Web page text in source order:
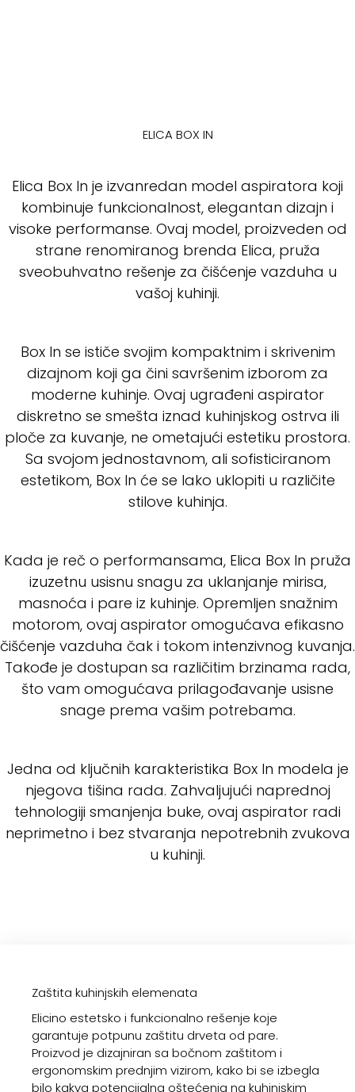
ELICA BOX IN
Elica Box In je izvanredan model aspiratora koji
kombinuje funkcionalnost, elegantan dizajn i
visoke performanse. Ovaj model, proizveden od
strane renomiranog brenda Elica, pruža
sveobuhvatno rešenje za čišćenje vazduha u
vašoj kuhinji.
Box In se ističe svojim kompaktnim i skrivenim
dizajnom koji ga čini savršenim izborom za
moderne kuhinje. Ovaj ugrađeni aspirator
diskretno se smešta iznad kuhinjskog ostrva ili
ploče za kuvanje, ne ometajući estetiku prostora.
Sa svojom jednostavnom, ali sofisticiranom
estetikom, Box In će se lako uklopiti u različite
stilove kuhinja.
Kada je reč o performansama, Elica Box In pruža
izuzetnu usisnu snagu za uklanjanje mirisa,
masnoća i pare iz kuhinje. Opremljen snažnim
motorom, ovaj aspirator omogućava efikasno
čišćenje vazduha čak i tokom intenzivnog kuvanja.
Takođe je dostupan sa različitim brzinama rada,
što vam omogućava prilagođavanje usisne
snage prema vašim potrebama.
Jedna od ključnih karakteristika Box In modela je
njegova tišina rada. Zahvaljujući naprednoj
tehnologiji smanjenja buke, ovaj aspirator radi
neprimetno i bez stvaranja nepotrebnih zvukova
u kuhinji.
Zaštita kuhinjskih elemenata
Elicino estetsko i funkcionalno rešenje koje
garantuje potpunu zaštitu drveta od pare.
Proizvod je dizajniran sa bočnom zaštitom i
ergonomskim prednjim vizirom, kako bi se izbegla
bilo kakva potencijalna oštećenja na kuhinjskim